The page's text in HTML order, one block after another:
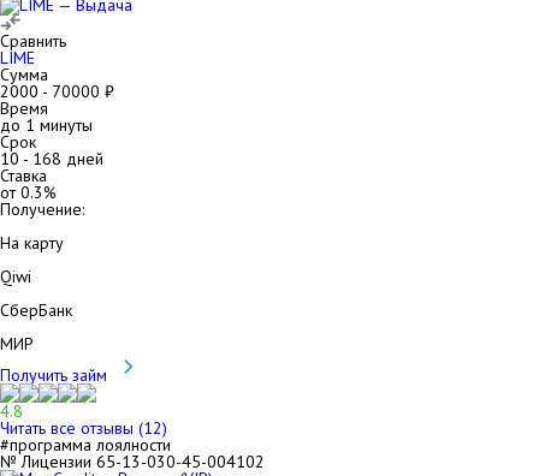
Сравнить
LIME
Сумма
2000 - 70000 ₽
Время
до 1 минуты
Срок
10 - 168 дней
Ставка
от0.3%
Получение:
На карту
Qiwi
СберБанк
МИР
Получить займ
4.8
Читать все отзывы (12)
#программа лоялности
№ Лицензии 65-13-030-45-004102